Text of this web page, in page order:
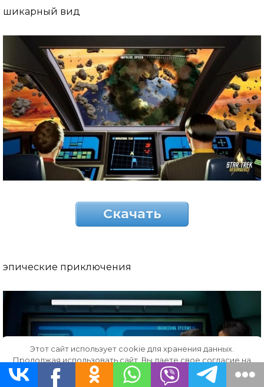
шикарный вид
Скачать
эпические приключения
Этот сайт использует cookie для хранения данных.
Продолжая использовать сайт, Вы даете свое согласие на
работу с этими файлами.
OK